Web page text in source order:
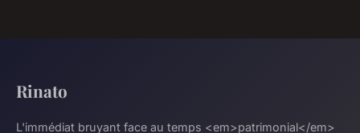
Rinato
L'immédiat bruyant face au temps <em>patrimonial</em>